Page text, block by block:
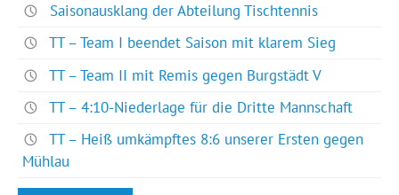
Saisonausklang der Abteilung Tischtennis
TT – Team I beendet Saison mit klarem Sieg
TT – Team II mit Remis gegen Burgstädt V
TT – 4:10-Niederlage für die Dritte Mannschaft
TT – Heiß umkämpftes 8:6 unserer Ersten gegen
Mühlau